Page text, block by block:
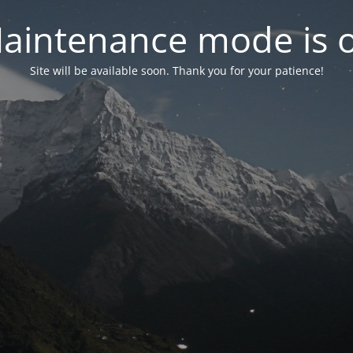
mode is
Site will be available soon. Thank you for your patience!